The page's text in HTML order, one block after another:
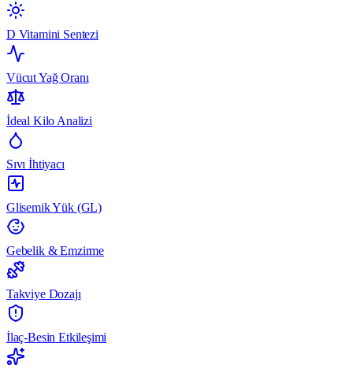
D Vitamini Sentezi
Vücut Yağ Oranı
İdeal Kilo Analizi
Sıvı İhtiyacı
Glisemik Yük (GL)
Gebelik & Emzirme
Takviye Dozajı
İlaç-Besin Etkileşimi